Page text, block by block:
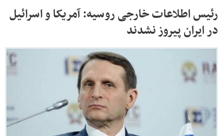
رئیس اطلاعات خارجی روسیه: آمریکا و اسرائیل
در ایران پیروز نشدند